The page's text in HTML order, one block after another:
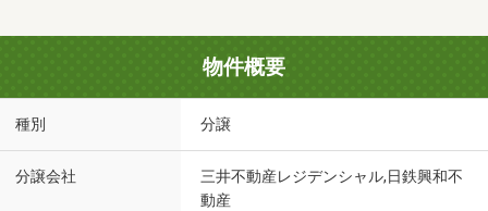
物件概要
種別 分譲
分譲会社
三井不動産レジデンシャル,日鉄興和不
動産